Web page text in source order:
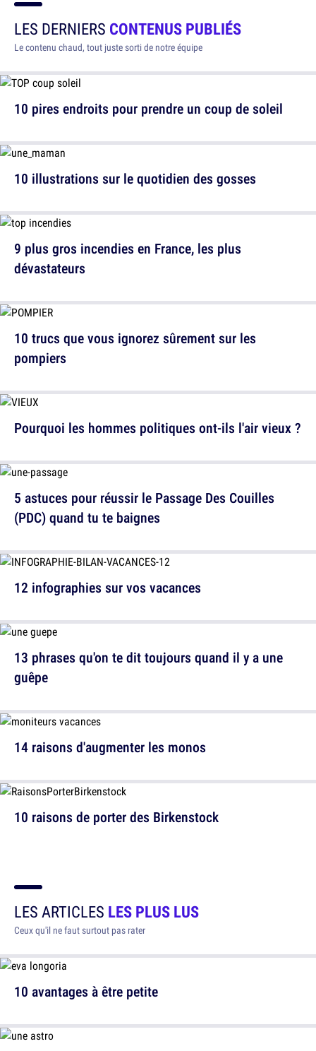
LES DERNIERS CONTENUS PUBLIÉS
Le contenu chaud, tout juste sorti de notre équipe
10 pires endroits pour prendre un coup de soleil
9 plus gros incendies en France, les plus
dévastateurs
Pourquoi les hommes politiques ont-ils l'air vieux ?
12 infographies sur vos vacances
14 raisons d'augmenter les monos
10 illustrations sur le quotidien des gosses
10 trucs que vous ignorez sûrement sur les
pompiers
5 astuces pour réussir le Passage Des Couilles
(PDC) quand tu te baignes
13 phrases qu'on te dit toujours quand il y a une
guêpe
10 raisons de porter des Birkenstock
LES ARTICLES LES PLUS LUS
Ceux qu'il ne faut surtout pas rater
10 avantages à être petite